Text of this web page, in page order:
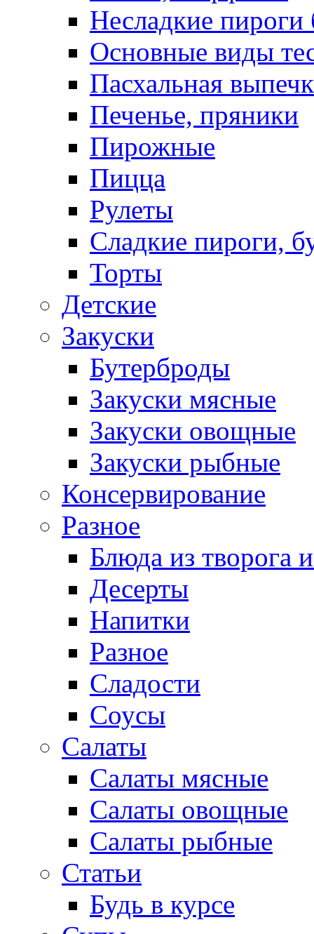
Несладкие пироги
Основные виды
Пасхальная
Печенье, пряники
Пирожные
Пицца
Рулеты
Сладкие пироги,
Торты
Детские
Закуски
Бутерброды
Закуски мясные
Закуски овощные
Закуски рыбные
Консервирование
Разное
Блюда из творога
Десерты
Напитки
Разное
Сладости
Соусы
Салаты
Салаты мясные
Салаты овощные
Салаты рыбные
Статьи
Будь в курсе